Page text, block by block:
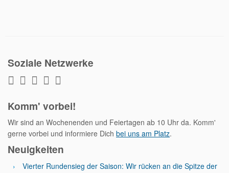
Soziale Netzwerke
Komm' vorbei!
Wir sind an Wochenenden und Feiertagen ab 10 Uhr da. Komm'
gerne vorbei und informiere Dich bei uns am Platz.
Neuigkeiten
Vierter Rundensieg der Saison: Wir rücken an die Spitze der